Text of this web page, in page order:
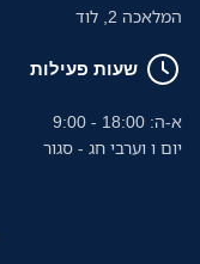
המלאכה 2, לוד
שעות פעילות
א-ה: 18:00 - 9:00
יום ו וערבי חג - סגור